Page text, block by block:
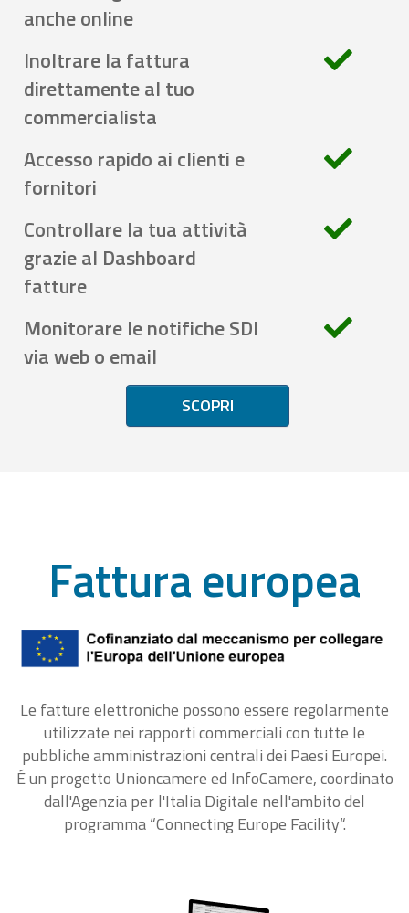
anche online
Inoltrare la fattura
direttamente al tuo
commercialista
Accesso rapido ai clienti e
fornitori
Controllare la tua attività
grazie al Dashboard
fatture
Monitorare le notifiche SDI
via web o email
SCOPRI
Fattura europea
Le fatture elettroniche possono essere regolarmente
utilizzate nei rapporti commerciali con tutte le
pubbliche amministrazioni centrali dei Paesi Europei.
É un progetto Unioncamere ed InfoCamere, coordinato
dall'Agenzia per l'Italia Digitale nell'ambito del
programma “Connecting Europe Facility“.